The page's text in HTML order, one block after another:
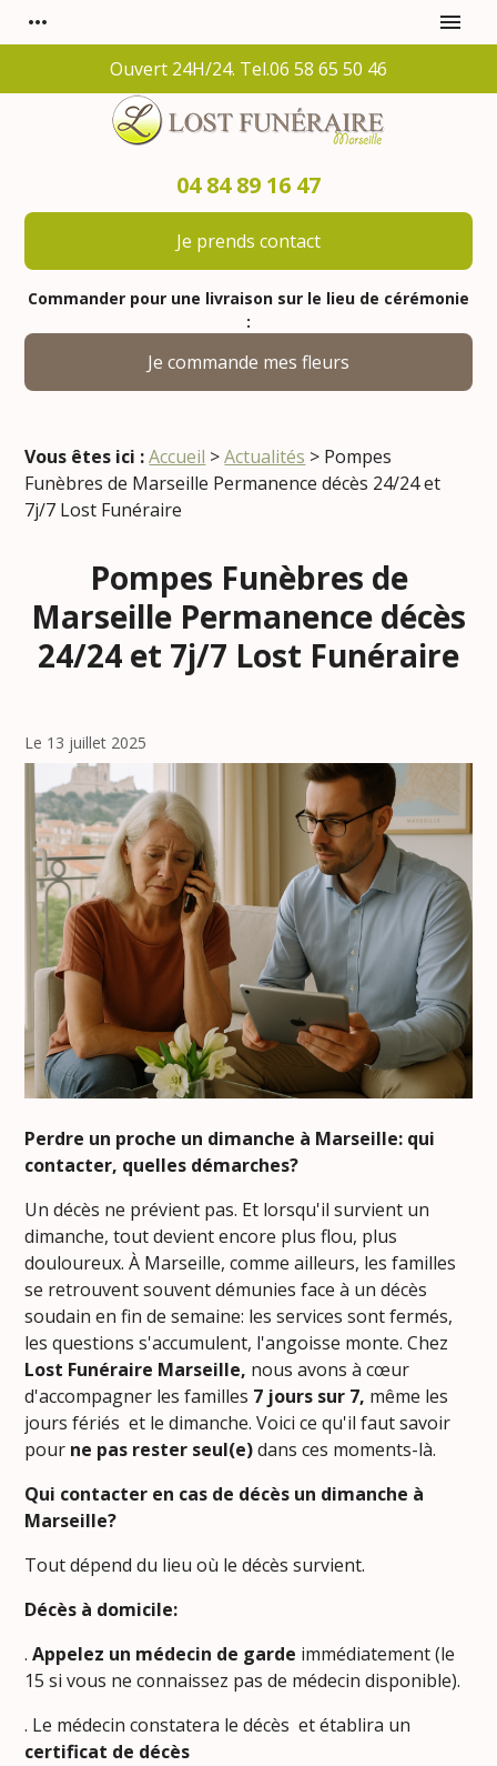
more_horiz menu
Ouvert 24H/24. Tel.06 58 65 50 46
04 84 89 16 47
Je prends contact
Commander pour une livraison sur le lieu de cérémonie
:
Je commande mes fleurs
Vous êtes ici : Accueil >Actualités > Pompes
Funèbres de Marseille Permanence décès 24/24 et
7j/7 Lost Funéraire
Pompes Funèbres de
Marseille Permanence décès
24/24 et 7j/7 Lost Funéraire
Le 13 juillet 2025
Perdre un proche un dimanche à Marseille: qui
contacter, quelles démarches?
Un décès ne prévient pas. Et lorsqu'il survient un
dimanche, tout devient encore plus flou, plus
douloureux. À Marseille, comme ailleurs, les familles
se retrouvent souvent démunies face à un décès
soudain en fin de semaine: les services sont fermés,
les questions s'accumulent, l'angoisse monte. Chez
Lost Funéraire Marseille, nous avons à cœur
d'accompagner les familles 7 jours sur 7, même les
jours fériés et le dimanche. Voici ce qu'il faut savoir
pour ne pas rester seul(e)dans ces moments-là.
Qui contacter en cas de décès un dimanche à
Marseille?
Tout dépend du lieu où le décès survient.
Décès à domicile:
. Appelez un médecin de garde immédiatement (le
15 si vous ne connaissez pas de médecin disponible).
. Le médecin constatera le décès et établira un
certificat de décès